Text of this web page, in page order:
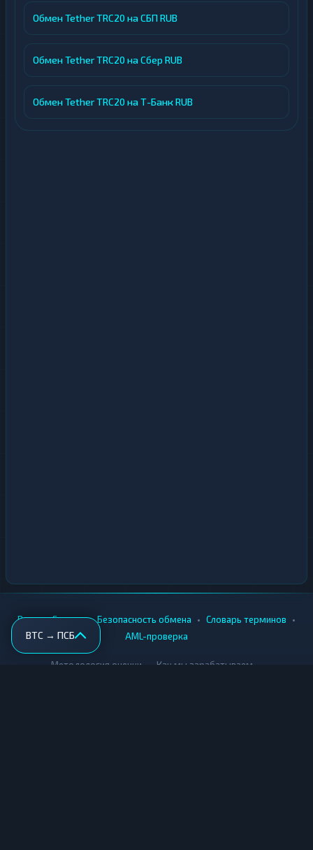
Обмен Tether TRC20 на СБП RUB
Обмен Tether TRC20 на Сбер RUB
Обмен Tether TRC20 на Т-Банк RUB
BTC → ПСБ
Вики • Города • Безопасность обмена • Словарь терминов •
AML-проверка
Методология оценки Как мы зарабатываем